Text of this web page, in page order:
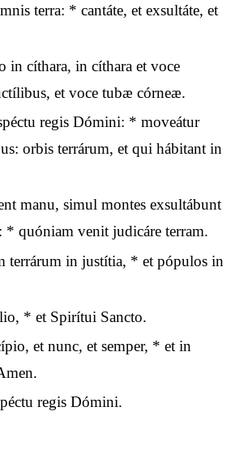
terra: * cantáte, et exsultáte, et
in cíthara, in cíthara et voce
et voce tubæ córneæ.
regis Dómini: * moveátur
orbis terrárum, et qui hábitant in
manu, simul montes exsultábunt
* quóniam venit judicáre terram.
terrárum in justítia, * et pópulos in
* et Spirítui Sancto.
et nunc, et semper, * et in
regis Dómini.